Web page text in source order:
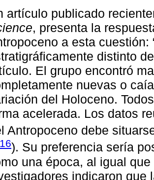
artículo publicado
, presenta la
a esta cuestión:
distinto
El grupo encontró
nuevas o
del Holoceno.
acelerada. Los datos
Antropoceno debe
). Su preferencia sería
una época, al igual
indicaron que